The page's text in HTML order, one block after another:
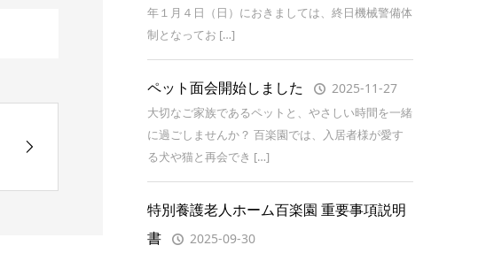
年１月４日（日）におきましては、終日機械警備体
制となってお […]
ペット面会開始しました 2025-11-27
大切なご家族であるペットと、やさしい時間を一緒
に過ごしませんか？ 百楽園では、入居者様が愛す
る犬や猫と再会でき […]
特別養護老人ホーム百楽園 重要事項説明
書
2025-09-30